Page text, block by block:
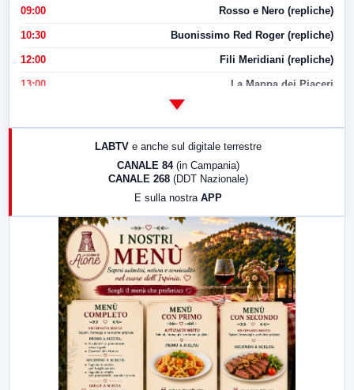
09:00 Rosso e Nero (repliche)
10:30 Buonissimo Red Roger (repliche)
12:00 Fili Meridiani (repliche)
13:00 La Mappa dei Piaceri
LabNews (replica)
LABTV e anche sul digitale terrestre
CANALE 84 (in Campania)
CANALE 268 (DDT Nazionale)
E sulla nostra APP